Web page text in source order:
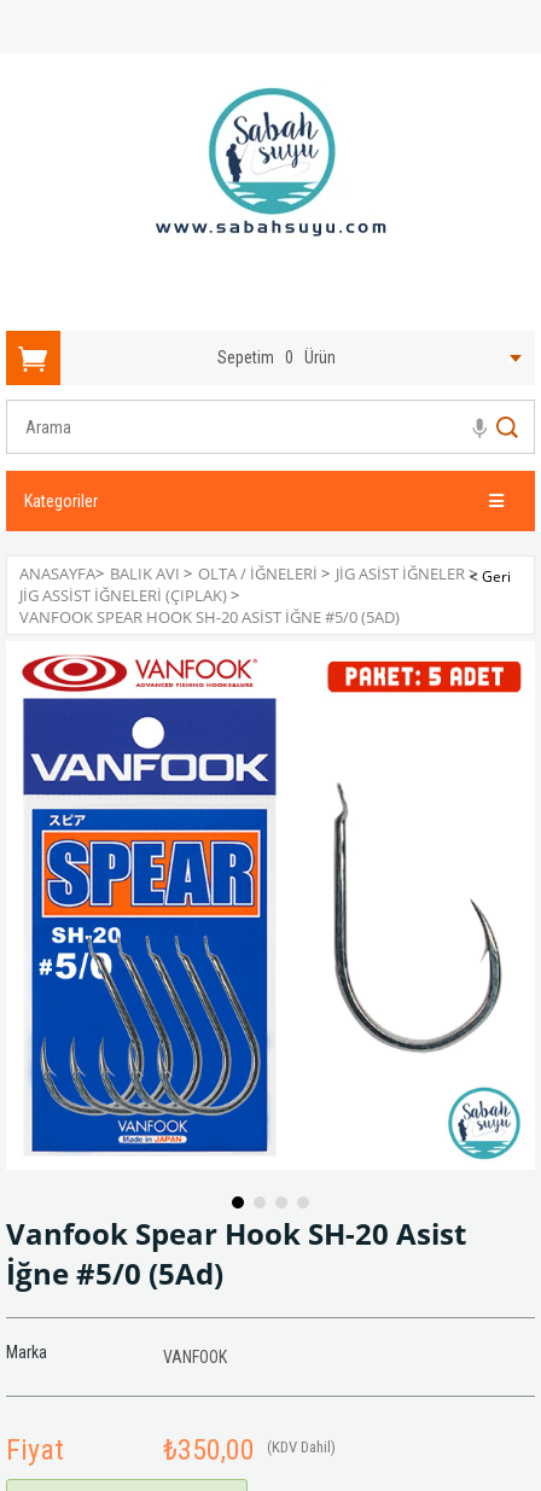
Sepetim 0 Ürün
Kategoriler
ANASAYFA> BALIK AVI > OLTA / İĞNELERI > JIG ASIST İĞNELER>
JIG ASSIST İĞNELERI (ÇIPLAK)>
VANFOOK SPEAR HOOK SH-20 ASIST İĞNE #5/0 (5AD)
Vanfook Spear Hook SH-20 Asist
İğne #5/0 (5Ad)
Marka VANFOOK
Fiyat ₺350,00 (KDV Dahil)